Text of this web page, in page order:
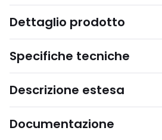
Dettaglio prodotto
Specifiche tecniche
Descrizione estesa
Documentazione